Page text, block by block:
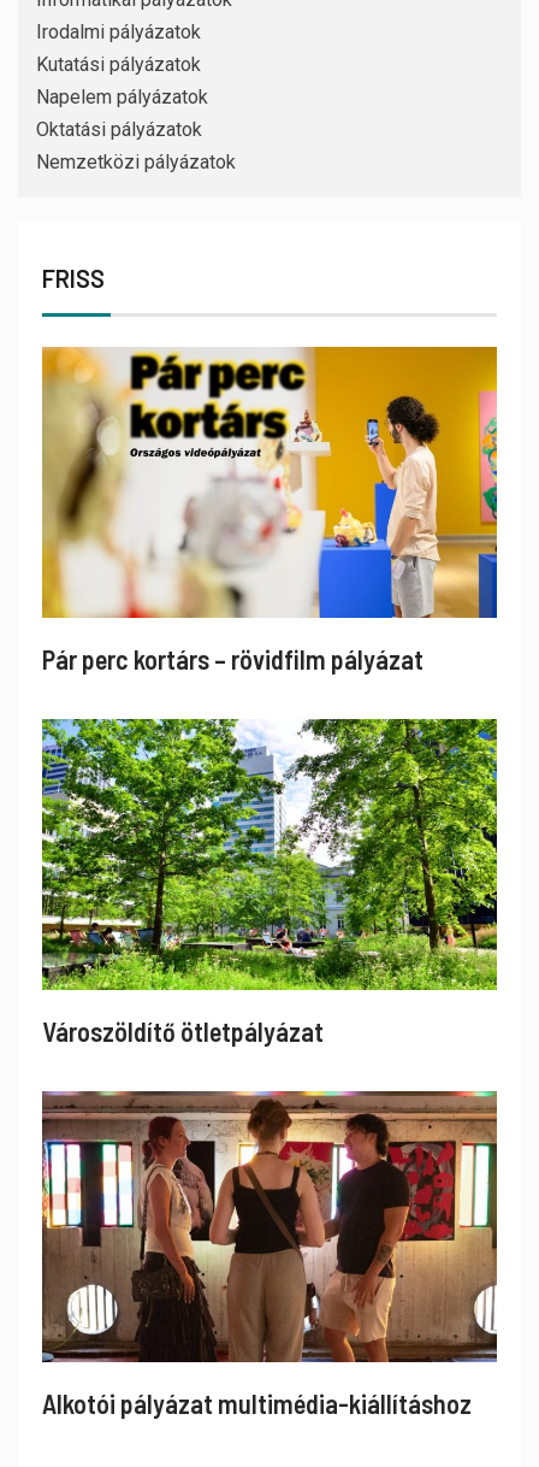
Irodalmi pályázatok
Kutatási pályázatok
Napelem pályázatok
Oktatási pályázatok
Nemzetközi pályázatok
FRISS
Pár perc kortárs – rövidfilm pályázat
Városzöldítő ötletpályázat
Alkotói pályázat multimédia-kiállításhoz